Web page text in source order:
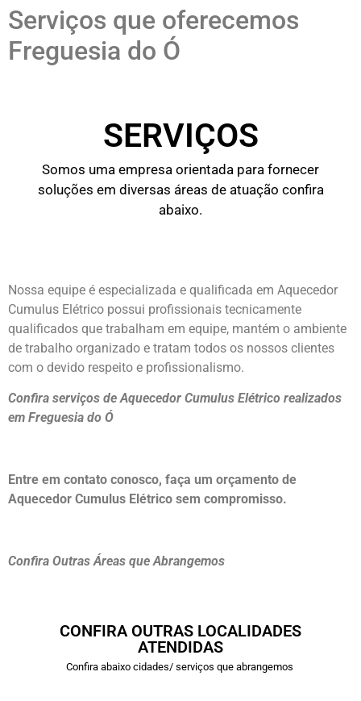
Serviços que oferecemos
Freguesia do Ó
SERVIÇOS
Somos uma empresa orientada para fornecer
soluções em diversas áreas de atuação confira
abaixo.
Nossa equipe é especializada e qualificada em Aquecedor
Cumulus Elétrico possui profissionais tecnicamente
qualificados que trabalham em equipe, mantém o ambiente
de trabalho organizado e tratam todos os nossos clientes
com o devido respeito e profissionalismo.
Confira serviços de Aquecedor Cumulus Elétrico realizados
em Freguesia do Ó
Entre em contato conosco, faça um orçamento de
Aquecedor Cumulus Elétrico sem compromisso.
Confira Outras Áreas que Abrangemos
CONFIRA OUTRAS LOCALIDADES
ATENDIDAS
Confira abaixo cidades/ serviços que abrangemos